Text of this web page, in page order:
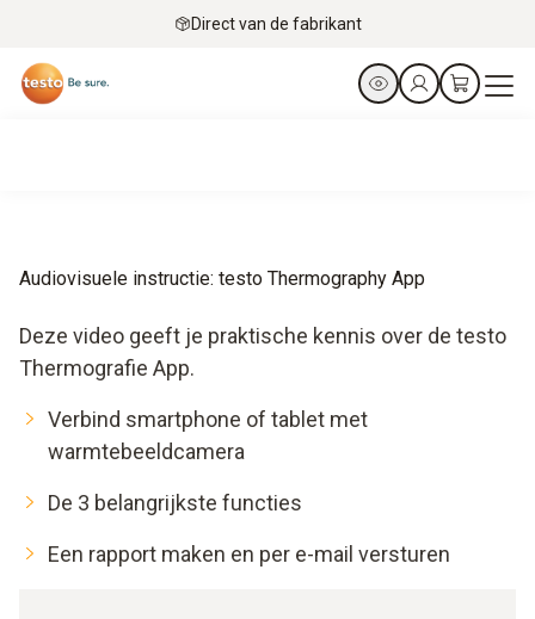
Direct van de fabrikant
Audiovisuele instructie: testo Thermography App
Deze video geeft je praktische kennis over de testo
Thermografie App.
Verbind smartphone of tablet met
warmtebeeldcamera
De 3 belangrijkste functies
Een rapport maken en per e-mail versturen